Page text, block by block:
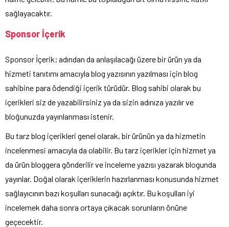
sağlayacaktır.
Sponsor İçerik
Sponsor İçerik; adından da anlaşılacağı üzere bir ürün ya da
hizmeti tanıtımı amacıyla blog yazısının yazılması için blog
sahibine para ödendiği içerik türüdür. Blog sahibi olarak bu
içerikleri siz de yazabilirsiniz ya da sizin adınıza yazılır ve
bloğunuzda yayınlanması istenir.
Bu tarz blog içerikleri genel olarak, bir ürünün ya da hizmetin
incelenmesi amacıyla da olabilir. Bu tarz içerikler için hizmet ya
da ürün bloggera gönderilir ve inceleme yazısı yazarak blogunda
yayınlar. Doğal olarak içeriklerin hazırlanması konusunda hizmet
sağlayıcının bazı koşulları sunacağı açıktır. Bu koşulları iyi
incelemek daha sonra ortaya çıkacak sorunların önüne
geçecektir.